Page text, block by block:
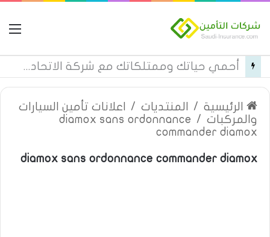
قائمة بأسماء مستشفيات تأمين تكافل الراجحي فئة c في المنطقة الغربية
الرئيسية / المنتديات /
اعلانات تأمين السيارات
والمركبات /
diamox sans ordonnance
commander diamox
diamox sans ordonnance commander diamox